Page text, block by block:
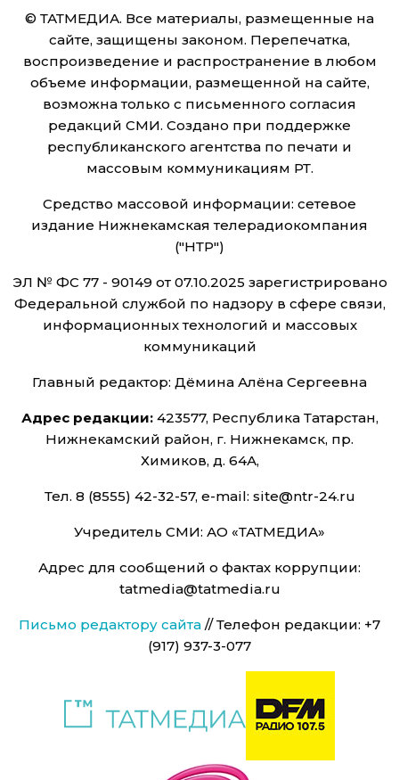
© ТАТМЕДИА. Все материалы, размещенные на
сайте, защищены законом. Перепечатка,
воспроизведение и распространение в любом
объеме информации, размещенной на сайте,
возможна только с письменного согласия
редакций СМИ. Создано при поддержке
республиканского агентства по печати и
массовым коммуникациям РТ.
Средство массовой информации: сетевое
издание Нижнекамская телерадиокомпания
("НТР")
ЭЛ № ФС 77 - 90149 от 07.10.2025 зарегистрировано
Федеральной службой по надзору в сфере связи,
информационных технологий и массовых
коммуникаций
Главный редактор: Дёмина Алёна Сергеевна
Адрес редакции:423577, Республика Татарстан,
Нижнекамский район, г. Нижнекамск, пр.
Химиков, д. 64А,
Тел. 8 (8555) 42-32-57, e-mail: site@ntr-24.ru
Учредитель СМИ: АО «ТАТМЕДИА»
Адрес для сообщений о фактах коррупции:
tatmedia@tatmedia.ru
Письмо редактору сайта // Телефон редакции: +7
(917) 937-3-077